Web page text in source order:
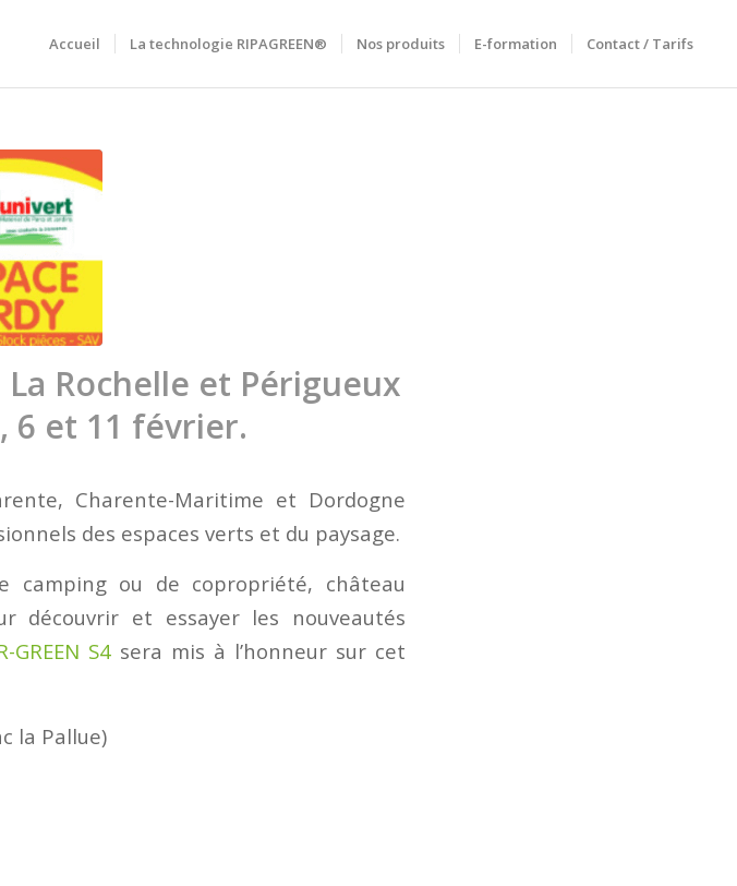
Accueil La technologie RIPAGREEN® Nos produits E-formation Contact / Tarifs
Rochelle et Périgueux
6 et 11 février.
Charente-Maritime et Dordogne
des espaces verts et du paysage.
camping ou de copropriété, château
découvrir et essayer les nouveautés
GREEN S4 sera mis à l’honneur sur cet
la Pallue)